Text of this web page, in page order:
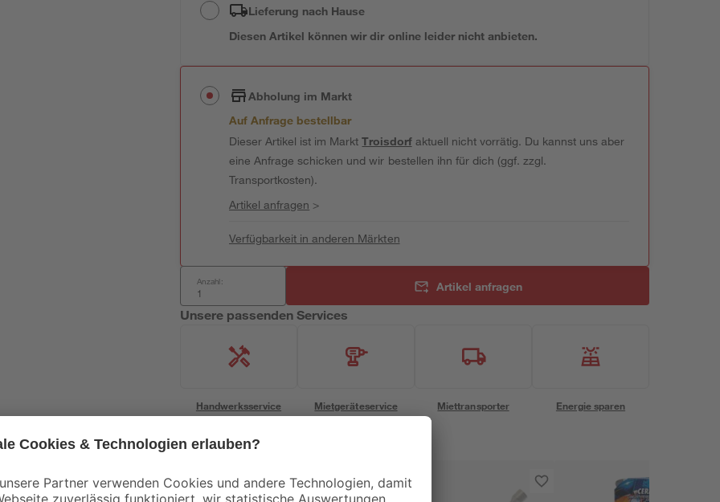
Lieferung nach Hause
Diesen Artikel können wir dir online leider nicht anbieten.
Abholung im Markt
Auf Anfrage bestellbar
Dieser Artikel ist im MarktTroisdorfaktuell nicht vorrätig. Du kannst uns aber
eine Anfrage schicken und wir bestellen ihn für dich (ggf. zzgl.
Transportkosten).
Artikel anfragen >
Verfügbarkeit in anderen Märkten
Anzahl: Artikel anfragen
Unsere passenden Services
Handwerksservice Mietgeräteservice Miettransporter Energie sparen
Bestseller